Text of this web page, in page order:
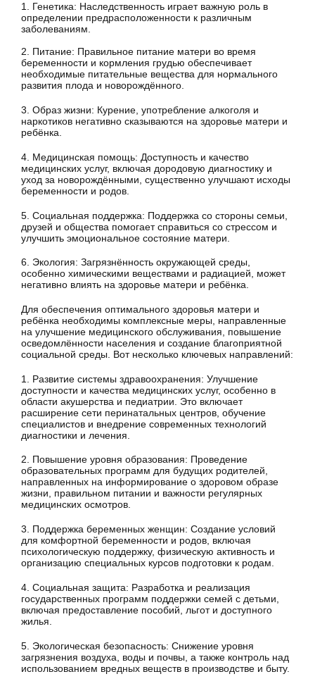
1. Генетика: Наследственность играет важную роль в
определении предрасположенности к различным
заболеваниям.
2. Питание: Правильное питание матери во время
беременности и кормления грудью обеспечивает
необходимые питательные вещества для нормального
развития плода и новорождённого.
3. Образ жизни: Курение, употребление алкоголя и
наркотиков негативно сказываются на здоровье матери и
ребёнка.
4. Медицинская помощь: Доступность и качество
медицинских услуг, включая дородовую диагностику и
уход за новорождёнными, существенно улучшают исходы
беременности и родов.
5. Социальная поддержка: Поддержка со стороны семьи,
друзей и общества помогает справиться со стрессом и
улучшить эмоциональное состояние матери.
6. Экология: Загрязнённость окружающей среды,
особенно химическими веществами и радиацией, может
негативно влиять на здоровье матери и ребёнка.
Для обеспечения оптимального здоровья матери и
ребёнка необходимы комплексные меры, направленные
на улучшение медицинского обслуживания, повышение
осведомлённости населения и создание благоприятной
социальной среды. Вот несколько ключевых направлений:
1. Развитие системы здравоохранения: Улучшение
доступности и качества медицинских услуг, особенно в
области акушерства и педиатрии. Это включает
расширение сети перинатальных центров, обучение
специалистов и внедрение современных технологий
диагностики и лечения.
2. Повышение уровня образования: Проведение
образовательных программ для будущих родителей,
направленных на информирование о здоровом образе
жизни, правильном питании и важности регулярных
медицинских осмотров.
3. Поддержка беременных женщин: Создание условий
для комфортной беременности и родов, включая
психологическую поддержку, физическую активность и
организацию специальных курсов подготовки к родам.
4. Социальная защита: Разработка и реализация
государственных программ поддержки семей с детьми,
включая предоставление пособий, льгот и доступного
жилья.
5. Экологическая безопасность: Снижение уровня
загрязнения воздуха, воды и почвы, а также контроль над
использованием вредных веществ в производстве и быту.